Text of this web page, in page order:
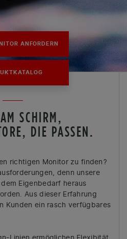
ANFORDERN
SCHIRM,
DIE PASSEN.
richtigen Monitor zu finden?
denn unsere
Eigenbedarf heraus
Aus dieser Erfahrung
Kunden ein rasch verfügbares